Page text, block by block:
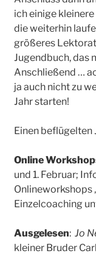
ich einige
die weiterhin
größeres Lektorat
Jugendbuch, das
Anschließend …
ja auch nicht zu
Jahr starten!
Einen beflügelten
Online
und 1. Februar;
Onlineworkshops
Einzelcoaching
Ausgelesen: Jo
kleiner Bruder